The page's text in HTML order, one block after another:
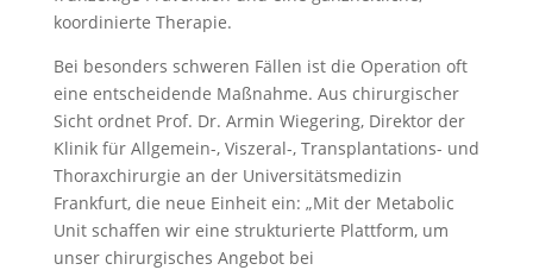
koordinierte Therapie.
Bei besonders schweren Fällen ist die Operation oft
eine entscheidende Maßnahme. Aus chirurgischer
Sicht ordnet Prof. Dr. Armin Wiegering, Direktor der
Klinik für Allgemein-, Viszeral-, Transplantations- und
Thoraxchirurgie an der Universitätsmedizin
Frankfurt, die neue Einheit ein: „Mit der Metabolic
Unit schaffen wir eine strukturierte Plattform, um
unser chirurgisches Angebot bei